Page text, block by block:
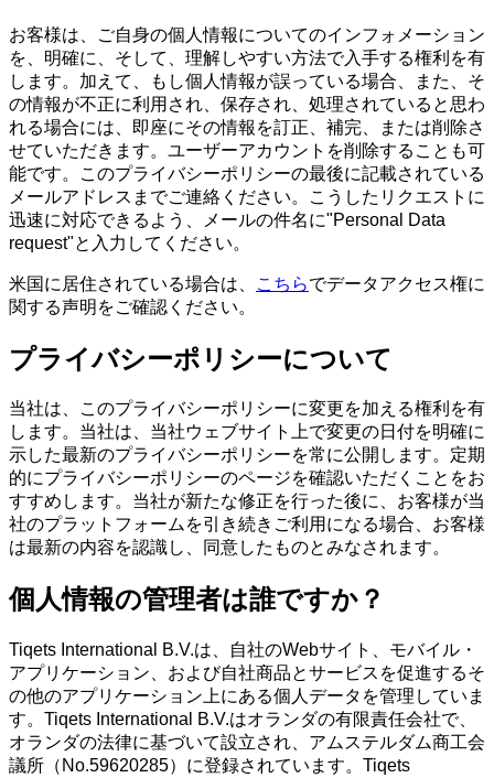
お客様は、ご自身の個人情報についてのインフォメーション
を、明確に、そして、理解しやすい方法で入手する権利を有
します。加えて、もし個人情報が誤っている場合、また、そ
の情報が不正に利用され、保存され、処理されていると思わ
れる場合には、即座にその情報を訂正、補完、または削除さ
せていただきます。ユーザーアカウントを削除することも可
能です。このプライバシーポリシーの最後に記載されている
メールアドレスまでご連絡ください。こうしたリクエストに
迅速に対応できるよう、メールの件名に"Personal Data
request"と入力してください。
米国に居住されている場合は、 こちらでデータアクセス権に
関する声明をご確認ください。
プライバシーポリシーについて
当社は、このプライバシーポリシーに変更を加える権利を有
します。当社は、当社ウェブサイト上で変更の日付を明確に
示した最新のプライバシーポリシーを常に公開します。定期
的にプライバシーポリシーのページを確認いただくことをお
すすめします。当社が新たな修正を行った後に、お客様が当
社のプラットフォームを引き続きご利用になる場合、お客様
は最新の内容を認識し、同意したものとみなされます。
個人情報の管理者は誰ですか？
Tiqets International B.V.は、自社のWebサイト、モバイル・
アプリケーション、および自社商品とサービスを促進するそ
の他のアプリケーション上にある個人データを管理していま
す。Tiqets International B.V.はオランダの有限責任会社で、
オランダの法律に基づいて設立され、アムステルダム商工会
議所（No.59620285）に登録されています。Tiqets